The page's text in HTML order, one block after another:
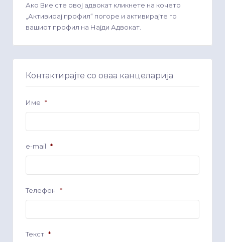
Ако Вие сте овој адвокат кликнете на кочето
„Активирај профил“ погоре и активирајте го
вашиот профил на Најди Адвокат.
Контактирајте со оваа канцеларија
Име *
e-mail *
Телефон *
Текст *